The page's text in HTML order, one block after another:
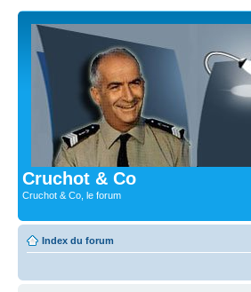
Cruchot & Co
Cruchot & Co, le forum
Index du forum